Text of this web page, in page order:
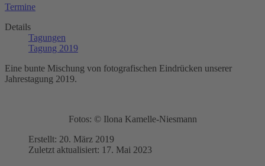
Termine
Details
Tagungen
Tagung 2019
Eine bunte Mischung von fotografischen Eindrücken unserer
Jahrestagung 2019.
Fotos: © Ilona Kamelle-Niesmann
Erstellt: 20. März 2019
Zuletzt aktualisiert: 17. Mai 2023